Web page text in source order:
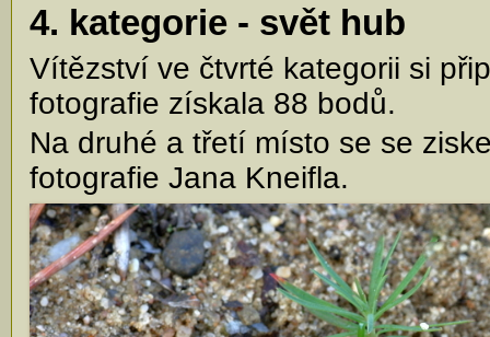
4. kategorie - svět hub
Vítězství ve čtvrté kategorii si
fotografie získala 88 bodů.
Na druhé a třetí místo se se
fotografie Jana Kneifla.